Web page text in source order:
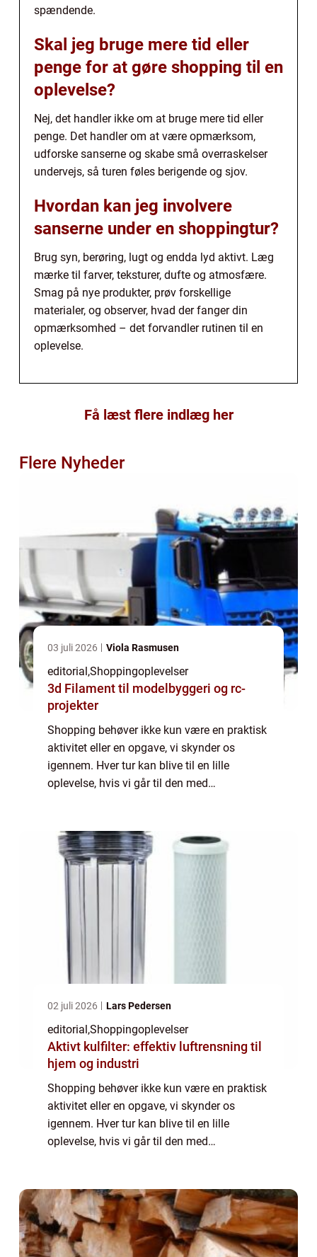
spændende.
Skal jeg bruge mere tid eller
penge for at gøre shopping til en
oplevelse?
Nej, det handler ikke om at bruge mere tid eller
penge. Det handler om at være opmærksom,
udforske sanserne og skabe små overraskelser
undervejs, så turen føles berigende og sjov.
Hvordan kan jeg involvere
sanserne under en shoppingtur?
Brug syn, berøring, lugt og endda lyd aktivt. Læg
mærke til farver, teksturer, dufte og atmosfære.
Smag på nye produkter, prøv forskellige
materialer, og observer, hvad der fanger din
opmærksomhed – det forvandler rutinen til en
oplevelse.
Få læst flere indlæg her
Flere Nyheder
03 juli 2026 Viola Rasmusen
editorial,Shoppingoplevelser
3d Filament til modelbyggeri og rc-
projekter
Shopping behøver ikke kun være en praktisk
aktivitet eller en opgave, vi skynder os
igennem. Hver tur kan blive til en lille
oplevelse, hvis vi går til den med
02 juli 2026 Lars Pedersen
editorial,Shoppingoplevelser
Aktivt kulfilter: effektiv luftrensning til
hjem og industri
Shopping behøver ikke kun være en praktisk
aktivitet eller en opgave, vi skynder os
igennem. Hver tur kan blive til en lille
oplevelse, hvis vi går til den med